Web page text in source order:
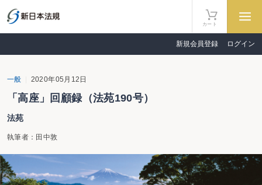
カート
新規会員登録 ログイン
一般 2020年05月12日
「高座」回顧録（法苑190号）
法苑
執筆者：田中敦